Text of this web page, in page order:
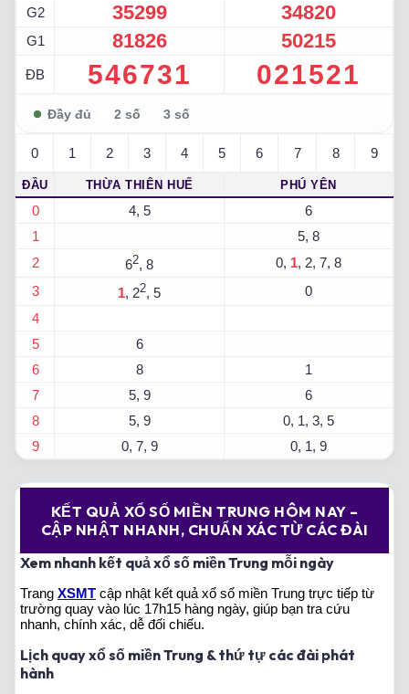
G2 35299 34820
G1 81826 50215
ĐB 546731 021521
0 1 2 3 4 5 6 7 8 9
ĐẦU THỪA THIÊN HUẾ PHÚ YÊN
0 4, 5
6
1
5, 8
2
62, 8 0, 1, 2, 7, 8
3
1, 22, 5
0
4
5
6
6
8
1
7
5, 9
6
8
5, 9
0, 1, 3, 5
9
0, 7, 9 0, 1, 9
KẾT QUẢ XỔ SỐ MIỀN TRUNG HÔM NAY –
CẬP NHẬT NHANH, CHUẨN XÁC TỪ CÁC ĐÀI
Xem nhanh kết quả xổ số miền Trung mỗi ngày
Trang XSMT cập nhật kết quả xổ số miền Trung trực tiếp từ
trường quay vào lúc 17h15 hàng ngày, giúp bạn tra cứu
nhanh, chính xác, dễ đối chiếu.
Lịch quay xổ số miền Trung & thứ tự các đài phát
hành